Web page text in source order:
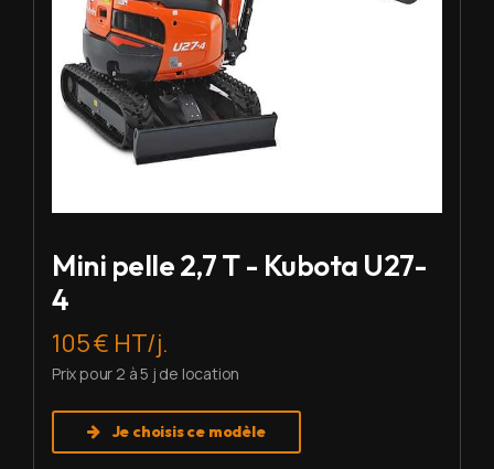
Mini pelle 2,7 T - Kubota U27-
4
105 € HT/j.
Prix pour 2 à 5 j de location
Je choisis ce modèle